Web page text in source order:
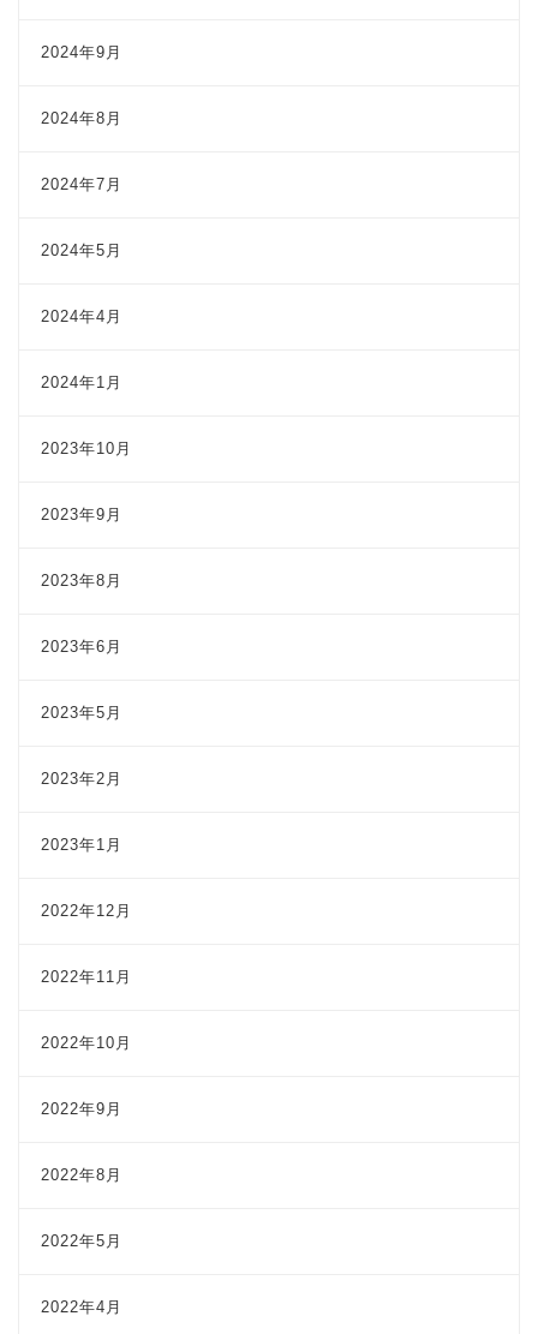
2024年9月
2024年8月
2024年7月
2024年5月
2024年4月
2024年1月
2023年10月
2023年9月
2023年8月
2023年6月
2023年5月
2023年2月
2023年1月
2022年12月
2022年11月
2022年10月
2022年9月
2022年8月
2022年5月
2022年4月